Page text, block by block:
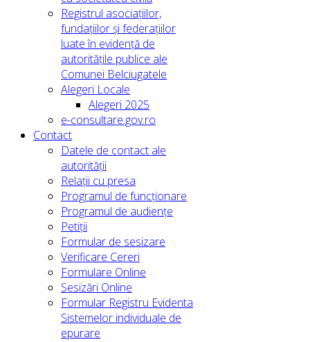
Registrul asociațiilor,
fundațiilor și federațiilor
luate în evidență de
autoritățile publice ale
Comunei Belciugatele
Alegeri Locale
Alegeri 2025
e-consultare.gov.ro
Contact
Datele de contact ale
autorității
Relații cu presa
Programul de funcționare
Programul de audiențe
Petiții
Formular de sesizare
Verificare Cereri
Formulare Online
Sesizări Online
Formular Registru Evidenta
Sistemelor individuale de
epurare